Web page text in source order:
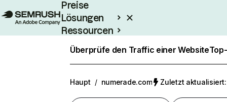
Preise
Lösungen
Ressourcen
Enterprise
Überprüfe den Traffic einer Website
Haupt / numerade.com Zuletzt